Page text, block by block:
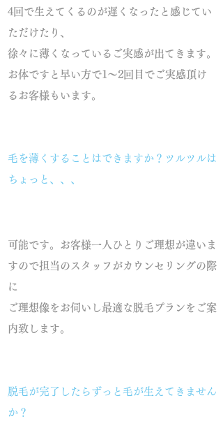
4回で生えてくるのが遅くなったと感じてい
ただけたり、​
徐々に薄くなっているご実感が出てきます。
お体ですと早い方で1～2回目でご実感頂け
るお客様もいます。
毛を薄くすることはできますか？ツルツルは
ちょっと、、、
可能です。お客様一人ひとりご理想が違いま
すので担当のスタッフがカウンセリングの際
に
ご理想像をお伺いし最適な脱毛プランをご案
内致します。
脱毛が完了したらずっと毛が生えてきません
か？